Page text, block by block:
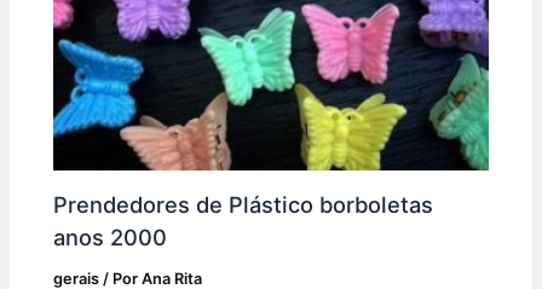
Prendedores de Plástico borboletas
anos 2000
gerais / PorAna Rita